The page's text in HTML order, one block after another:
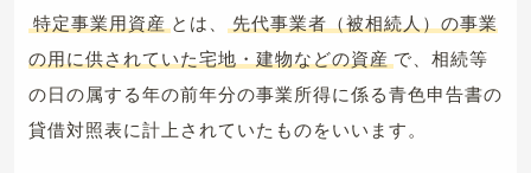
特定事業用資産 とは、
先代事業者（被相続人）の事業
の用に供されていた宅地・建物などの資産 で、相続等
の日の属する年の前年分の事業所得に係る青色申告書の
貸借対照表に計上されていたものをいいます。